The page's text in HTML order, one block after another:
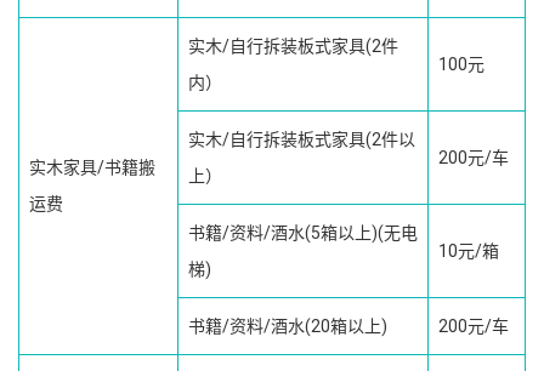
实木家具/书籍搬
运费
实木/自行拆装板式家具(2件
内）
100元
实木/自行拆装板式家具(2件以
上）
200元/车
书籍/资料/酒水(5箱以上)(无电
梯)
10元/箱
书籍/资料/酒水(20箱以上) 200元/车